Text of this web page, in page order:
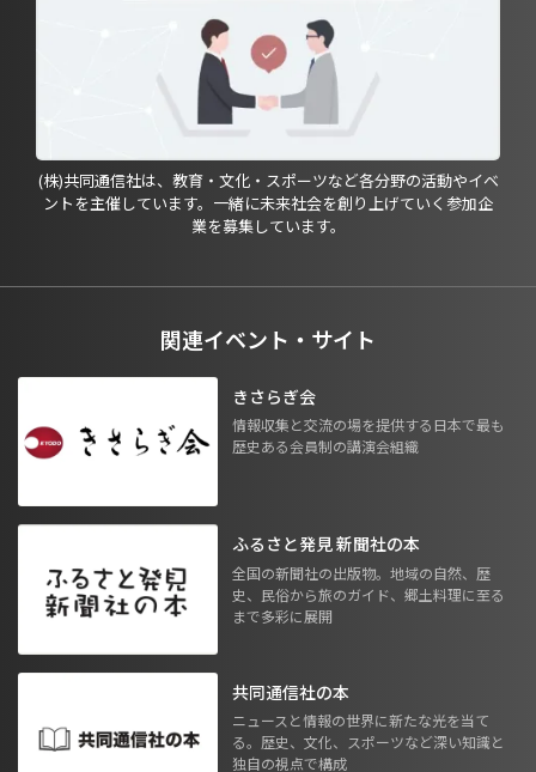
(株)共同通信社は、教育・文化・スポーツなど各分野の活動やイベ
ントを主催しています。一緒に未来社会を創り上げていく参加企
業を募集しています。
関連イベント・サイト
きさらぎ会
情報収集と交流の場を提供する日本で最も
歴史ある会員制の講演会組織
ふるさと発見 新聞社の本
全国の新聞社の出版物。地域の自然、歴
史、民俗から旅のガイド、郷土料理に至る
まで多彩に展開
共同通信社の本
ニュースと情報の世界に新たな光を当て
る。歴史、文化、スポーツなど深い知識と
独自の視点で構成